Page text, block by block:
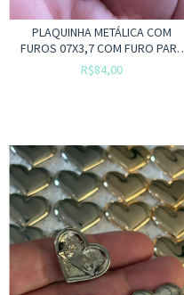
PLAQUINHA METÁLICA COM
FUROS 07X3,7 COM FURO PARA
MÃO
R$84,00